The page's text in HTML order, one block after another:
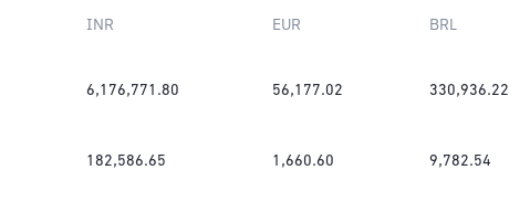
INR EUR BRL
6,176,771.80 56,177.02 330,936.22
182,586.65 1,660.60 9,782.54